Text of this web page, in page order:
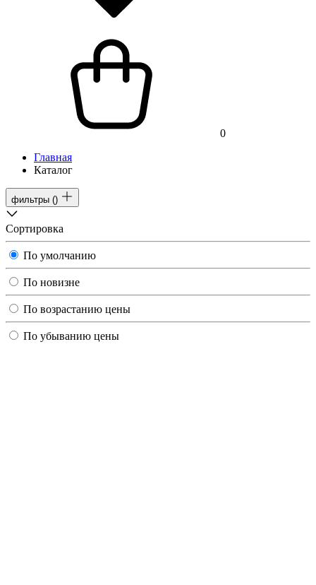
0
Главная
Каталог
фильтры ()
Сортировка
По умолчанию
По новизне
По возрастанию цены
По убыванию цены